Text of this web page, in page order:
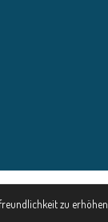
zu erhöhen.